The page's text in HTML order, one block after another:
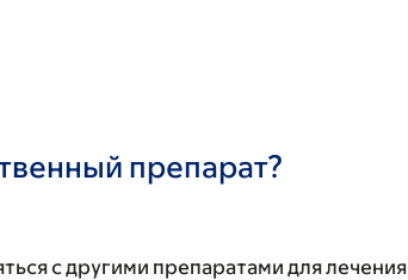
препарат?
с другими препаратами для лечения